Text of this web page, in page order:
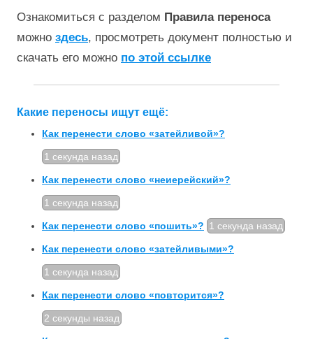
Ознакомиться с разделом Правила переноса
можно здесь, просмотреть документ полностью и
скачать его можно по этой ссылке
Какие переносы ищут ещё:
Как перенести слово «затейливой»?
1 секунда назад
Как перенести слово «неиерейский»?
1 секунда назад
Как перенести слово «пошить»? 1 секунда назад
Как перенести слово «затейливыми»?
1 секунда назад
Как перенести слово «повторится»?
2 секунды назад